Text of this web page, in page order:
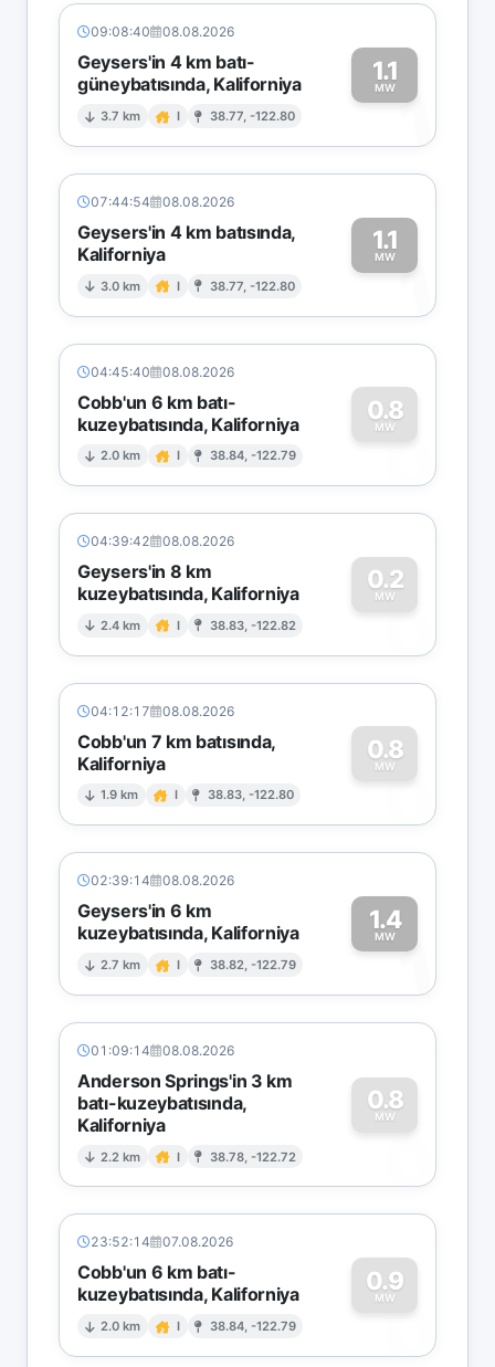
09:08:40 08.08.2026
Geysers'in 4 km batı-
güneybatısında, Kaliforniya
3.7 km I 38.77, -122.80
1.1
MW1
07:44:54 08.08.2026
Geysers'in 4 km batısında,
Kaliforniya
3.0 km I 38.77, -122.80
1.1
MW1
04:45:40 08.08.2026
Cobb'un 6 km batı-
kuzeybatısında, Kaliforniya
2.0 km I 38.84, -122.79
0.8
MW
0
04:39:42 08.08.2026
Geysers'in 8 km
kuzeybatısında, Kaliforniya
2.4 km I 38.83, -122.82
0.2
MW
0
04:12:17 08.08.2026
Cobb'un 7 km batısında,
Kaliforniya
1.9 km I 38.83, -122.80
0.8
MW
0
02:39:14 08.08.2026
Geysers'in 6 km
kuzeybatısında, Kaliforniya
2.7 km I 38.82, -122.79
1.4
MW1
01:09:14 08.08.2026
Anderson Springs'in 3 km
batı-kuzeybatısında,
Kaliforniya
2.2 km I 38.78, -122.72
0.8
MW
0
23:52:14 07.08.2026
Cobb'un 6 km batı-
kuzeybatısında, Kaliforniya
2.0 km I 38.84, -122.79
0.9
MW
0